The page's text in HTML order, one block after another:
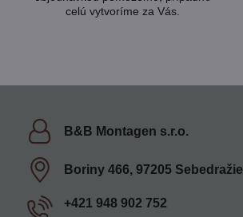
celú vytvoríme za Vás.
B&B Montagen s​.r​.o​.
Boriny 466, 97205 Sebedražie
+421 948 902 752